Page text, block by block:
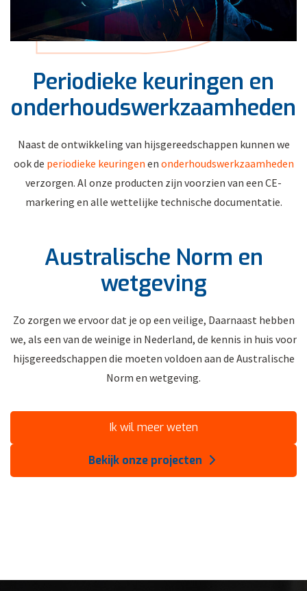
Periodieke keuringen en
onderhoudswerkzaamheden
Naast de ontwikkeling van hijsgereedschappen kunnen we
ook de periodieke keuringen en onderhoudswerkzaamheden
verzorgen. Al onze producten zijn voorzien van een CE-
markering en alle wettelijke technische documentatie.
Australische Norm en
wetgeving
Zo zorgen we ervoor dat je op een veilige, Daarnaast hebben
we, als een van de weinige in Nederland, de kennis in huis voor
hijsgereedschappen die moeten voldoen aan de Australische
Norm en wetgeving.
Ik wil meer weten
Bekijk onze projecten